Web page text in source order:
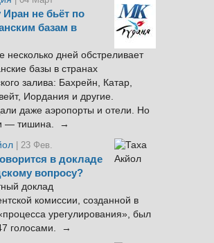
Иран не бьёт по
базам в
несколько дней обстреливает
базы в странах
залива: Бахрейн, Катар,
Иордания и другие.
даже аэропорты и отели. Но
— тишина. →
| 23 Фев.
в докладе
вопросу?
доклад
комиссии, созданной в
урегулирования», был
голосами. →